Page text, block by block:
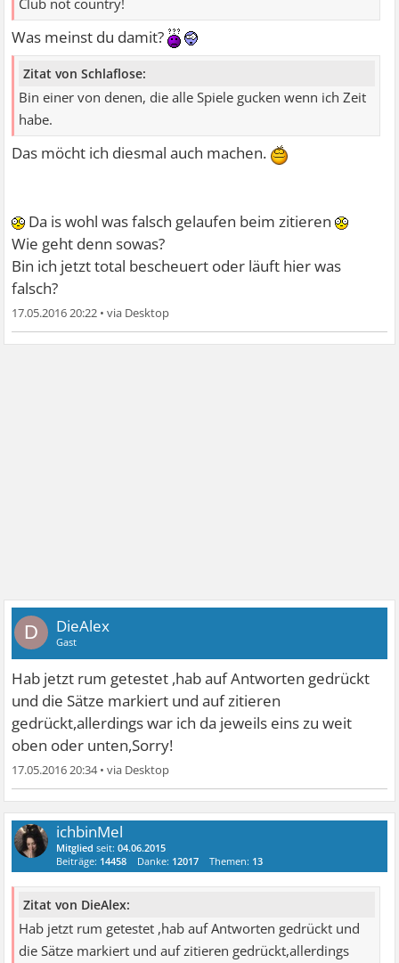
Was meinst du damit?
Zitat von Schlaflose:
Bin einer von denen, die alle Spiele gucken wenn ich Zeit
habe.
Das möcht ich diesmal auch machen.
Da is wohl was falsch gelaufen beim zitieren
Wie geht denn sowas?
Bin ich jetzt total bescheuert oder läuft hier was
falsch?
17.05.2016 20:22 •
D DieAlex
Gast
Hab jetzt rum getestet ,hab auf Antworten gedrückt
und die Sätze markiert und auf zitieren
gedrückt,allerdings war ich da jeweils eins zu weit
oben oder unten,Sorry!
17.05.2016 20:34•
ichbinMel
Mitglied seit:04.06.2015
Beiträge: 14458 Danke: 12017 Themen: 13
Zitat von DieAlex:
Hab jetzt rum getestet ,hab auf Antworten gedrückt und
die Sätze markiert und auf zitieren gedrückt,allerdings